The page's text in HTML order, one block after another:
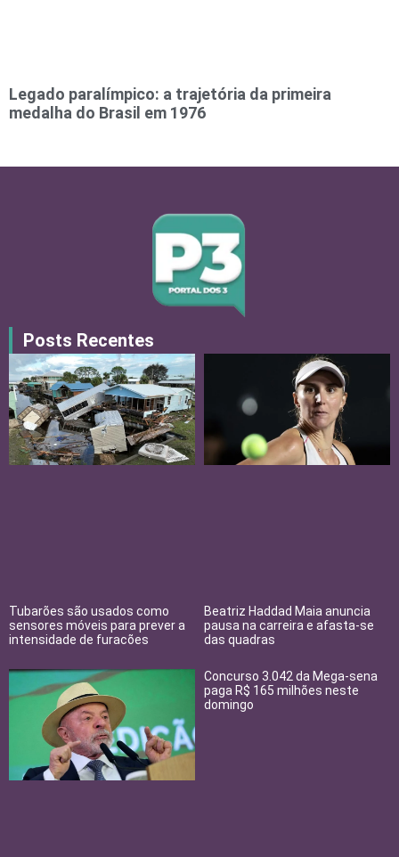
Legado paralímpico: a trajetória da primeira
medalha do Brasil em 1976
Posts Recentes
Tubarões são usados como
sensores móveis para prever a
intensidade de furacões
Beatriz Haddad Maia anuncia
pausa na carreira e afasta-se
das quadras
Concurso 3.042 da Mega-sena
paga R$ 165 milhões neste
domingo